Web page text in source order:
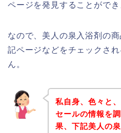
ページを発見することができ
なので、美人の泉入浴剤の
記ページなどをチェックさ
ん。
私自身、色々と
セールの情報を
果、下記美人の